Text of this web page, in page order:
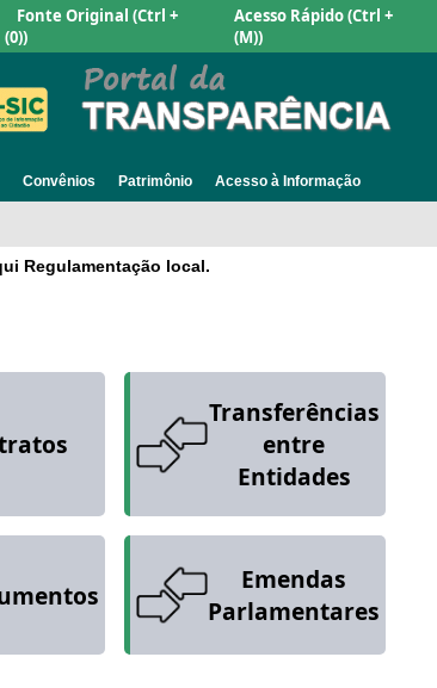
Fonte Original(Ctrl +
(0))
Acesso Rápido(Ctrl +
(M))
Convênios Patrimônio Acesso à Informação